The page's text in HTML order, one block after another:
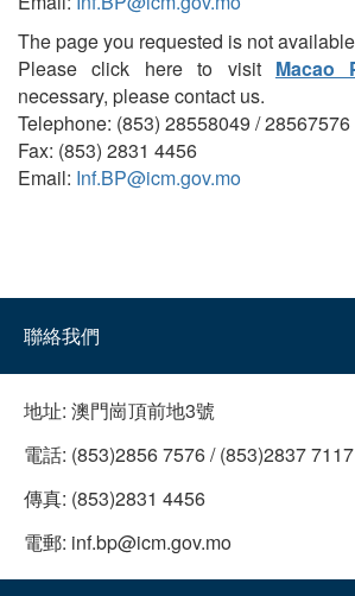
The page you requested is not
Please click here to visit Macao
necessary, please contact us.
Telephone: (853) 28558049 / 28567576
Fax: (853) 2831 4456
Email: Inf.BP@icm.gov.mo
聯絡我們
地址: 澳門崗頂前地3號
電話: (853)2856 7576 / (853)2837 7117
傳真: (853)2831 4456
電郵: inf.bp@icm.gov.mo